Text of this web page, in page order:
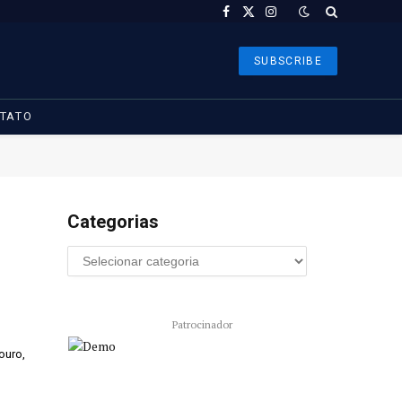
Facebook
X
Instagram
SUBSCRIBE
Categorias
Patrocinador